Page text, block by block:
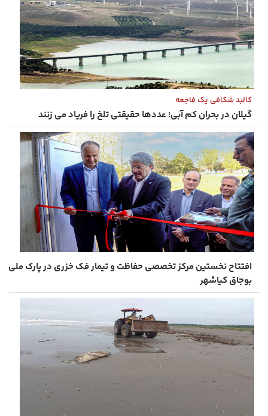
کالبد شکافی یک فاجعه
گیلان در بحران کم‌ آبی؛ عددها حقیقتی تلخ را فریاد می زنند
افتتاح نخستین مرکز تخصصی حفاظت و تیمار فک خزری در پارک ملی
بوجاق کیاشهر